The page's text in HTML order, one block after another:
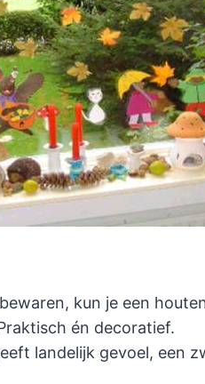
kun je een
én decoratief.
landelijk gevoel, een